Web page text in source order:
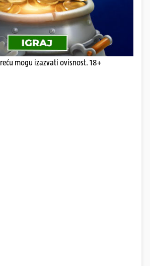
mogu izazvati ovisnost. 18+